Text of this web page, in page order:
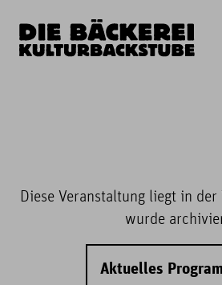
Diese Veranstaltung liegt in der
wurde
Aktuelles